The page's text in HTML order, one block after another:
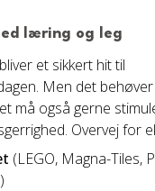
læring og leg
et sikkert hit til
Men det behøver
må også gerne
Overvej for
(LEGO, Magna-Tiles,